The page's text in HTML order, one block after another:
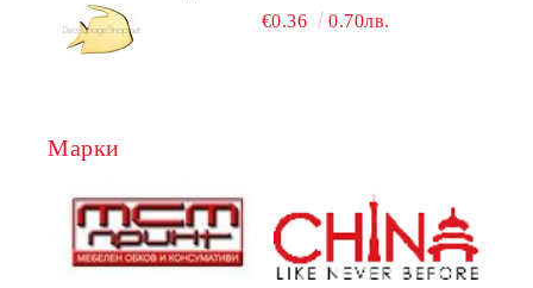
€0.36 0.70лв.
Марки